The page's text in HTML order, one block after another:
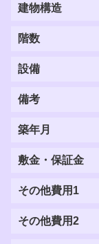
建物構造
階数
設備
備考
築年月
敷金・保証金
その他費用1
その他費用2